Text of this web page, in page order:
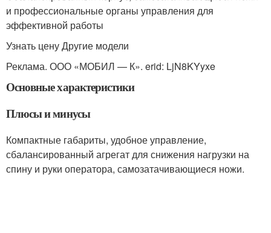
и профессиональные органы управления для
эффективной работы
Узнать цену Другие модели
Реклама. ООО «МОБИЛ — К». erid: LjN8KYyxe
Основные характеристики
Плюсы и минусы
Компактные габариты, удобное управление,
сбалансированный агрегат для снижения нагрузки на
спину и руки оператора, самозатачивающиеся ножи.